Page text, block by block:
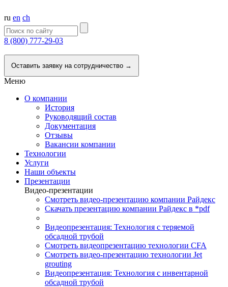
ru en ch
8 (800) 777-29-03
Оставить заявку на сотрудничество →
Меню
О компании
История
Руководящий состав
Документация
Отзывы
Вакансии компании
Технологии
Услуги
Наши объекты
Презентации
Видео-презентации
Смотреть видео-презентацию компании Райдекс
Скачать презентацию компании Райдекс в *pdf
Видеопрезентация: Технология с теряемой
обсадной трубой
Смотреть видеопрезентацию технологии CFA
Смотреть видео-презентацию технологии Jet
grouting
Видеопрезентация: Технология с инвентарной
обсадной трубой